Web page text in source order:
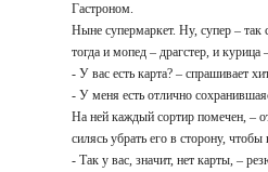
Гастроном.
Ныне супермаркет. Ну, супер –
тогда и мопед – драгстер, и курица
- У вас есть карта? – спрашивает
- У меня есть отлично
На ней каждый сортир помечен, –
силясь убрать его в сторону,
- Так у вас, значит, нет карты, –